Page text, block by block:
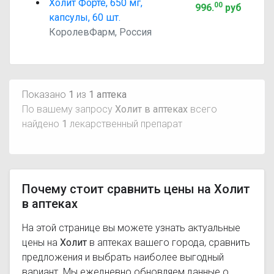
Холит Форте, 650 мг,
капсулы, 60 шт.
КоролевФарм, Россия
996.00руб
Показано 1 из 1 аптека
По вашему запросу Холит в аптеках всего
найдено 1 лекарственный препарат
Почему стоит сравнить цены на Холит
в аптеках
На этой странице вы можете узнать актуальные
цены на Холит в аптеках вашего города, сравнить
предложения и выбрать наиболее выгодный